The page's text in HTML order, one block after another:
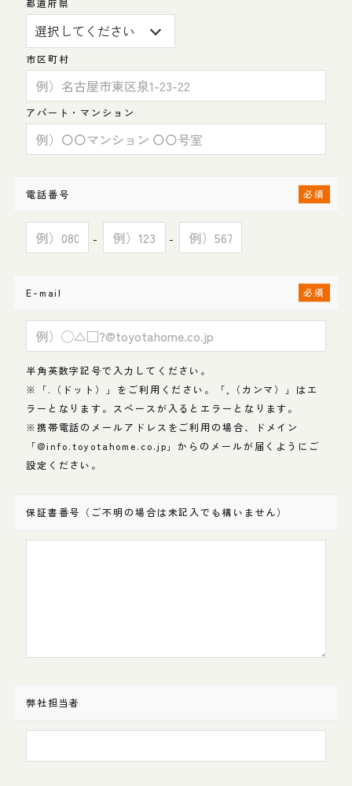
都道府県
市区町村
アパート・マンション
電話番号
- -
E-mail
半角英数字記号で入力してください。
※「.（ドット）」をご利用ください。「,（カンマ）」はエ
ラーとなります。スペースが入るとエラーとなります。
※携帯電話のメールアドレスをご利用の場合、ドメイン
「@info.toyotahome.co.jp」からのメールが届くようにご
設定ください。
保証書番号（ご不明の場合は未記入でも構いません）
弊社担当者